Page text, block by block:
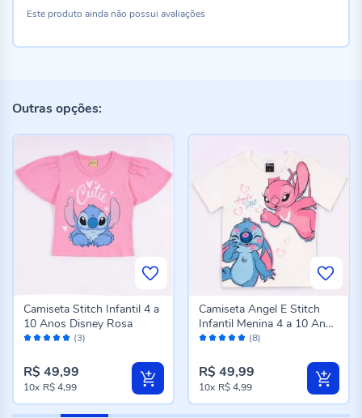
Este produto ainda não possui avaliações
Outras opções:
Avaliação: (3)
Camiseta Stitch Infantil 4 a
10 Anos Disney Rosa
R$ 49,99
10x R$ 4,99
Avaliação: (8)
Camiseta Angel E Stitch
Infantil Menina 4 a 10 Anos
Disney Natural
R$ 49,99
10x R$ 4,99